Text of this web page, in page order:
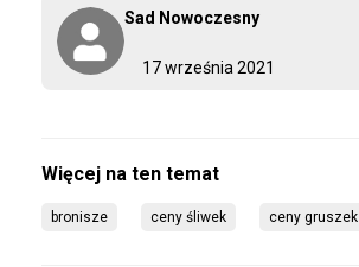
17 września 2021
Sad Nowoczesny
bronisze ceny śliwek ceny gruszek